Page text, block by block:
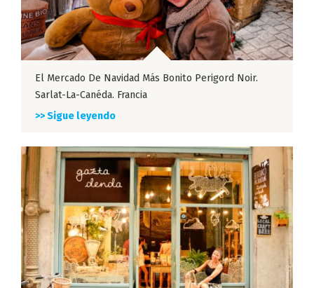
El Mercado De Navidad Más Bonito Perigord Noir.
Sarlat-La-Canéda. Francia
>> Sigue leyendo